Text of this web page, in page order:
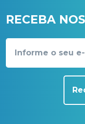
RECEBA